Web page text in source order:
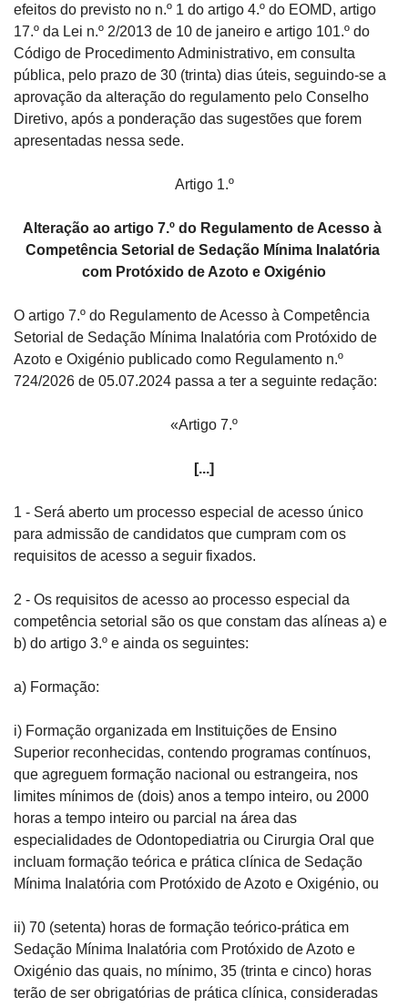
efeitos do previsto no n.º 1 do artigo 4.º do EOMD, artigo
17.º da Lei n.º 2/2013 de 10 de janeiro e artigo 101.º do
Código de Procedimento Administrativo, em consulta
pública, pelo prazo de 30 (trinta) dias úteis, seguindo-se a
aprovação da alteração do regulamento pelo Conselho
Diretivo, após a ponderação das sugestões que forem
apresentadas nessa sede.
Artigo 1.º
Alteração ao artigo 7.º do Regulamento de Acesso à
Competência Setorial de Sedação Mínima Inalatória
com Protóxido de Azoto e Oxigénio
O artigo 7.º do Regulamento de Acesso à Competência
Setorial de Sedação Mínima Inalatória com Protóxido de
Azoto e Oxigénio publicado como Regulamento n.º
724/2026 de 05.07.2024 passa a ter a seguinte redação:
«Artigo 7.º
[...]
1 - Será aberto um processo especial de acesso único
para admissão de candidatos que cumpram com os
requisitos de acesso a seguir fixados.
2 - Os requisitos de acesso ao processo especial da
competência setorial são os que constam das alíneas a) e
b) do artigo 3.º e ainda os seguintes:
a) Formação:
i) Formação organizada em Instituições de Ensino
Superior reconhecidas, contendo programas contínuos,
que agreguem formação nacional ou estrangeira, nos
limites mínimos de (dois) anos a tempo inteiro, ou 2000
horas a tempo inteiro ou parcial na área das
especialidades de Odontopediatria ou Cirurgia Oral que
incluam formação teórica e prática clínica de Sedação
Mínima Inalatória com Protóxido de Azoto e Oxigénio, ou
ii) 70 (setenta) horas de formação teórico-prática em
Sedação Mínima Inalatória com Protóxido de Azoto e
Oxigénio das quais, no mínimo, 35 (trinta e cinco) horas
terão de ser obrigatórias de prática clínica, consideradas